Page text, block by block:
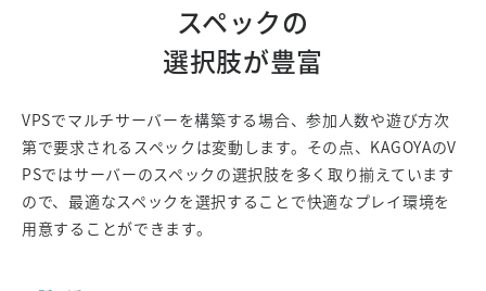
スペックの
選択肢が豊富
VPSでマルチサーバーを構築する場合、参加人数や遊び方次
第で要求されるスペックは変動します。その点、KAGOYAのV
PSではサーバーのスペックの選択肢を多く取り揃えています
ので、最適なスペックを選択することで快適なプレイ環境を
用意することができます。